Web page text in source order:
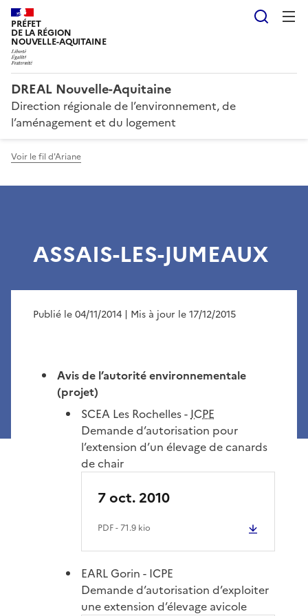
PRÉFET
DE LA RÉGION
NOUVELLE-AQUITAINE
DREAL Nouvelle-Aquitaine
Direction régionale de l’environnement, de
l’aménagement et du logement
Voir le fil d'Ariane
ASSAIS-LES-JUMEAUX
Publié le 04/11/2014 | Mis à jour le 17/12/2015
Avis de l’autorité environnementale
(projet)
SCEA Les Rochelles - ICPE
Demande d’autorisation pour
l’extension d’un élevage de canards
de chair
7 oct. 2010
PDF- 71.9 kio
EARL Gorin - ICPE
Demande d’autorisation d’exploiter
une extension d’élevage avicole